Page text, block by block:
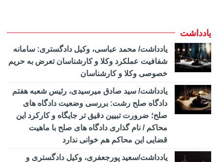
اسلامی و کرامت انسانی
15:08 نجات جان یک زندانی گیلانی با انتقال هوایی به مرکز درمانی
14:26
خندانی، رئیس کانون سردفتران: ایرادی به کلیت و ذات قانون
تسهیل وارد نیست/ چالش اصلی قانون تسهیل مجوزها عدم شناسایی
صحیح کسب‌وکارها است
13:49
صدور رأی وحدت رویه جدید: تعیین تکلیف مرجع صالح به رسیدگی
به جرم تغییر غیرمجاز کاربری اراضی با‌غی
اطﻼعیه آزمون تست سنجش شخصیت پذیرفته شدگان جذب
عمومی و اختصاصی منصب قضا
قدردانی مرکز وکلای قوه قضاییه از خبرنگاران ایرنا
یادداشت
یادداشت/ محمد عباسی، وکیل دادگستری: سامانه
شفافیت عملکرد وکلا و کارشناسان تعرض به حریم
خصوصی وکلا و کارشناسان
‎یادداشت/ سید صادق میرسیدی، رئیس شعبه هفتم
دادگاه صلح رشت: بررسی وضعیت دادگاه های
صلح؛ ضرورت تبیین دقیق تر جایگاه و کارکرد این
محاکم / نام گذاری دادگاه های صلح با ماهیت
قضایی این محاکم هم خوانی ندارد
یادداشت/سعید‌ پورجعفری، وکیل دادگستری و